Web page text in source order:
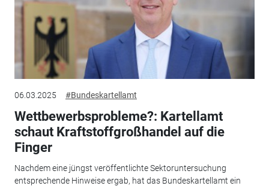
06.03.2025 #Bundeskartellamt
Wettbewerbsprobleme?: Kartellamt
schaut Kraftstoffgroßhandel auf die
Finger
Nachdem eine jüngst veröffentlichte Sektoruntersuchung
entsprechende Hinweise ergab, hat das Bundeskartellamt ein